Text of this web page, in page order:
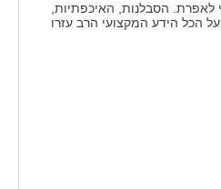
הסבלנות, האיכפתיות,
הכל הידע המקצועי הרב עזרו